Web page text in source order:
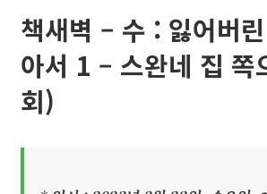
책새벽 – 수 : 잃어버
아서 1 – 스완네 집 쪽
회)